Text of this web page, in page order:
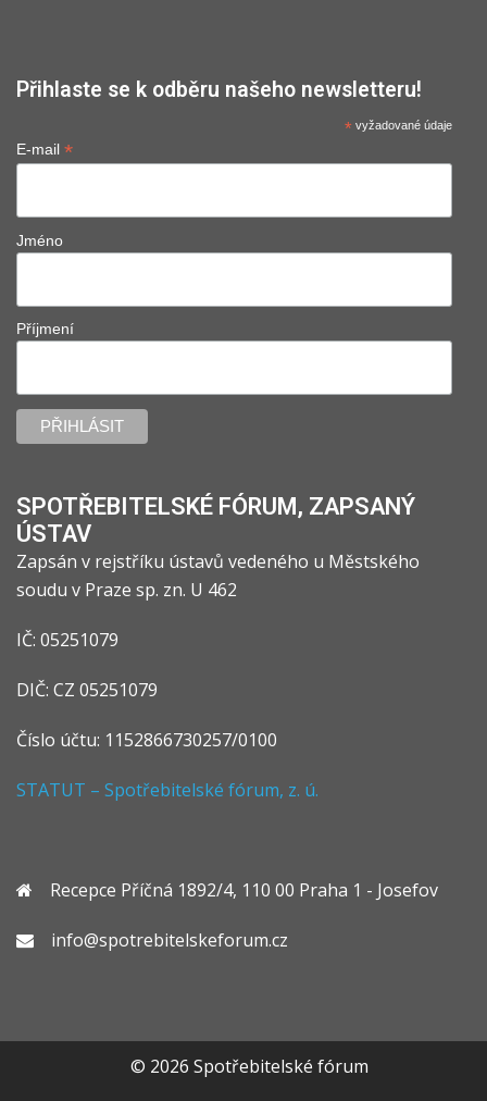
Přihlaste se k odběru našeho newsletteru!
* vyžadované údaje
E-mail *
Jméno
Příjmení
SPOTŘEBITELSKÉ FÓRUM, ZAPSANÝ
ÚSTAV
Zapsán v rejstříku ústavů vedeného u Městského
soudu v Praze sp. zn. U 462
IČ: 05251079
DIČ: CZ 05251079
Číslo účtu: 1152866730257/0100
STATUT – Spotřebitelské fórum, z. ú.
Recepce Příčná 1892/4, 110 00 Praha 1 - Josefov
info@spotrebitelskeforum.cz
© 2026 Spotřebitelské fórum